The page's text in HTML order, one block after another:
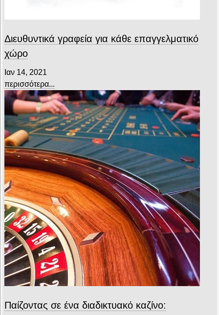
Διευθυντικά γραφεία για κάθε επαγγελματικό
χώρο
Ιαν 14, 2021
περισσότερα...
Παίζοντας σε ένα διαδικτυακό καζίνο: